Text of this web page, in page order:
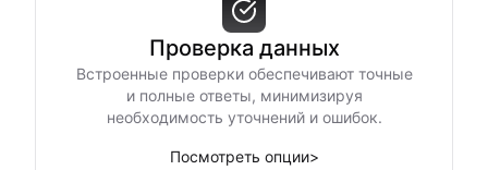
Проверка данных
Встроенные проверки обеспечивают точные
и полные ответы, минимизируя
необходимость уточнений и ошибок.
Посмотреть опции>